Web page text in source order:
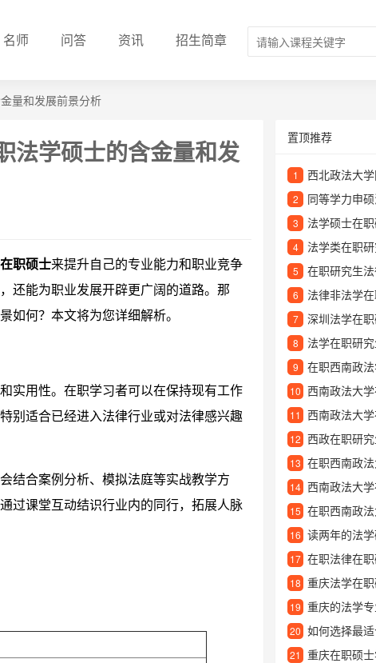
名师 问答 资讯 招生简章
量和发展前景分析
法学硕士的含金量和发
职硕士来提升自己的专业能力和职业竞争
还能为职业发展开辟更广阔的道路。那
如何？本文将为您详细解析。
实用性。在职学习者可以在保持现有工作
别适合已经进入法律行业或对法律感兴趣
结合案例分析、模拟法庭等实战教学方
过课堂互动结识行业内的同行，拓展人脉
置顶推荐
1 西北政法大
2 同等学力申
3 法学硕士在职硕士
4 法学类在职
5 在职研究生法律
6 法律非法学
7 深圳法学在职研究
8 法学在职研
9 在职西南政
10 西南政法大
11 西南政法大
12 西政在职研
13 在职西南政
14 西南政法大学
15 在职西南政
16 读两年的法学
17 在职法律在
18 重庆法学在
19 重庆的法学
20 如何选择最适合
21 重庆在职硕